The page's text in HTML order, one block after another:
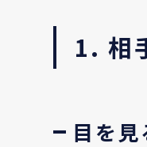
1. 相
目を